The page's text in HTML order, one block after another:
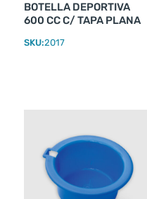
BOTELLA DEPORTIVA
600 CC C/ TAPA PLANA
SKU:2017